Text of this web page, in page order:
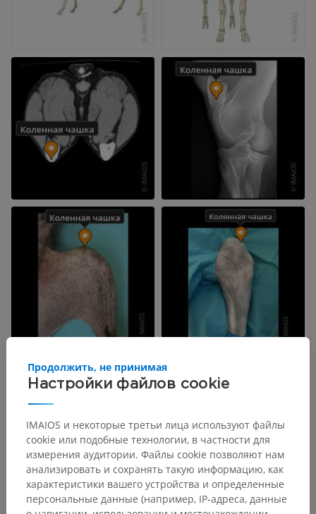
Настройки файлов cookie
Продолжить, не принимая
IMAIOS и некоторые третьи лица используют файлы
cookie или подобные технологии, в частности для
измерения аудитории. Файлы cookie позволяют нам
анализировать и сохранять такую информацию, как
характеристики вашего устройства и определенные
персональные данные (например, IP-адреса, данные